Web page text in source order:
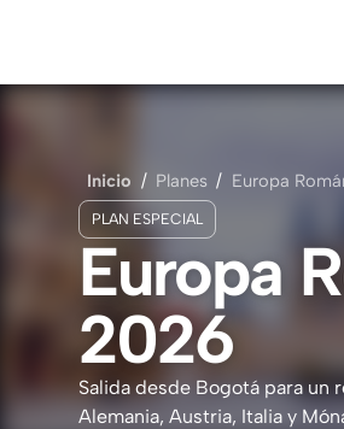
Sobre Nosotros
Contacto
Inicio / Planes / Europa
PLAN ESPECIAL
Europa
2026
Salida desde Bogotá para un
Alemania, Austria, Italia y